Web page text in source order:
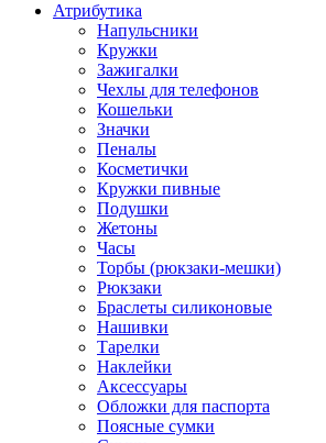
Атрибутика
Напульсники
Кружки
Зажигалки
Чехлы для телефонов
Кошельки
Значки
Пеналы
Косметички
Кружки пивные
Подушки
Жетоны
Часы
Торбы (рюкзаки-мешки)
Рюкзаки
Браслеты силиконовые
Нашивки
Тарелки
Наклейки
Аксессуары
Обложки для паспорта
Поясные сумки